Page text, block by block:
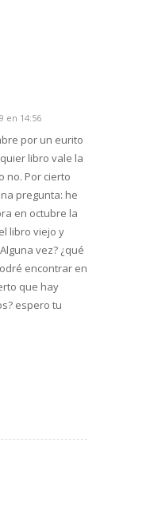
en 14:56
por un eurito
libro vale la
no. Por cierto
pregunta: he
en octubre la
libro viejo y
vez? ¿qué
encontrar en
que hay
espero tu